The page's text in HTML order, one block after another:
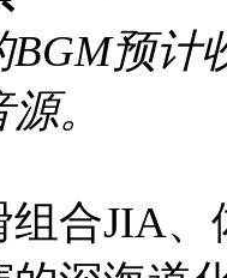
推文
预计
。
合JIA、